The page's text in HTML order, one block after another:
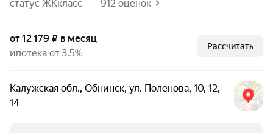
статус ЖКкласс
912 оценок
от 12 179 ₽ в месяц
ипотека от 3.5%
Рассчитать
Калужская обл., Обнинск, ул. Поленова, 10, 12,
14